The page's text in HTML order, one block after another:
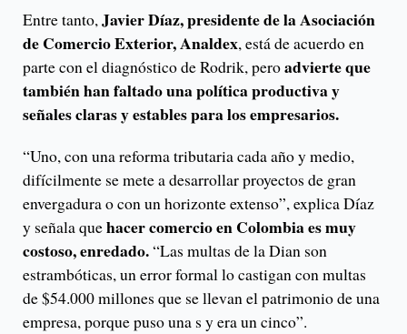
Entre tanto,Javier Díaz, presidente de la Asociación
de Comercio Exterior, Analdex, está de acuerdo en
parte con el diagnóstico de Rodrik, peroadvierte que
también han faltado una política productiva y
señales claras y estables para los empresarios.
“Uno, con una reforma tributaria cada año y medio,
difícilmente se mete a desarrollar proyectos de gran
envergadura o con un horizonte extenso”, explica Díaz
y señala quehacer comercio en Colombia es muy
costoso, enredado.“Las multas de la Dian son
estrambóticas, un error formal lo castigan con multas
de $54.000 millones que se llevan el patrimonio de una
empresa, porque puso una s y era un cinco”.